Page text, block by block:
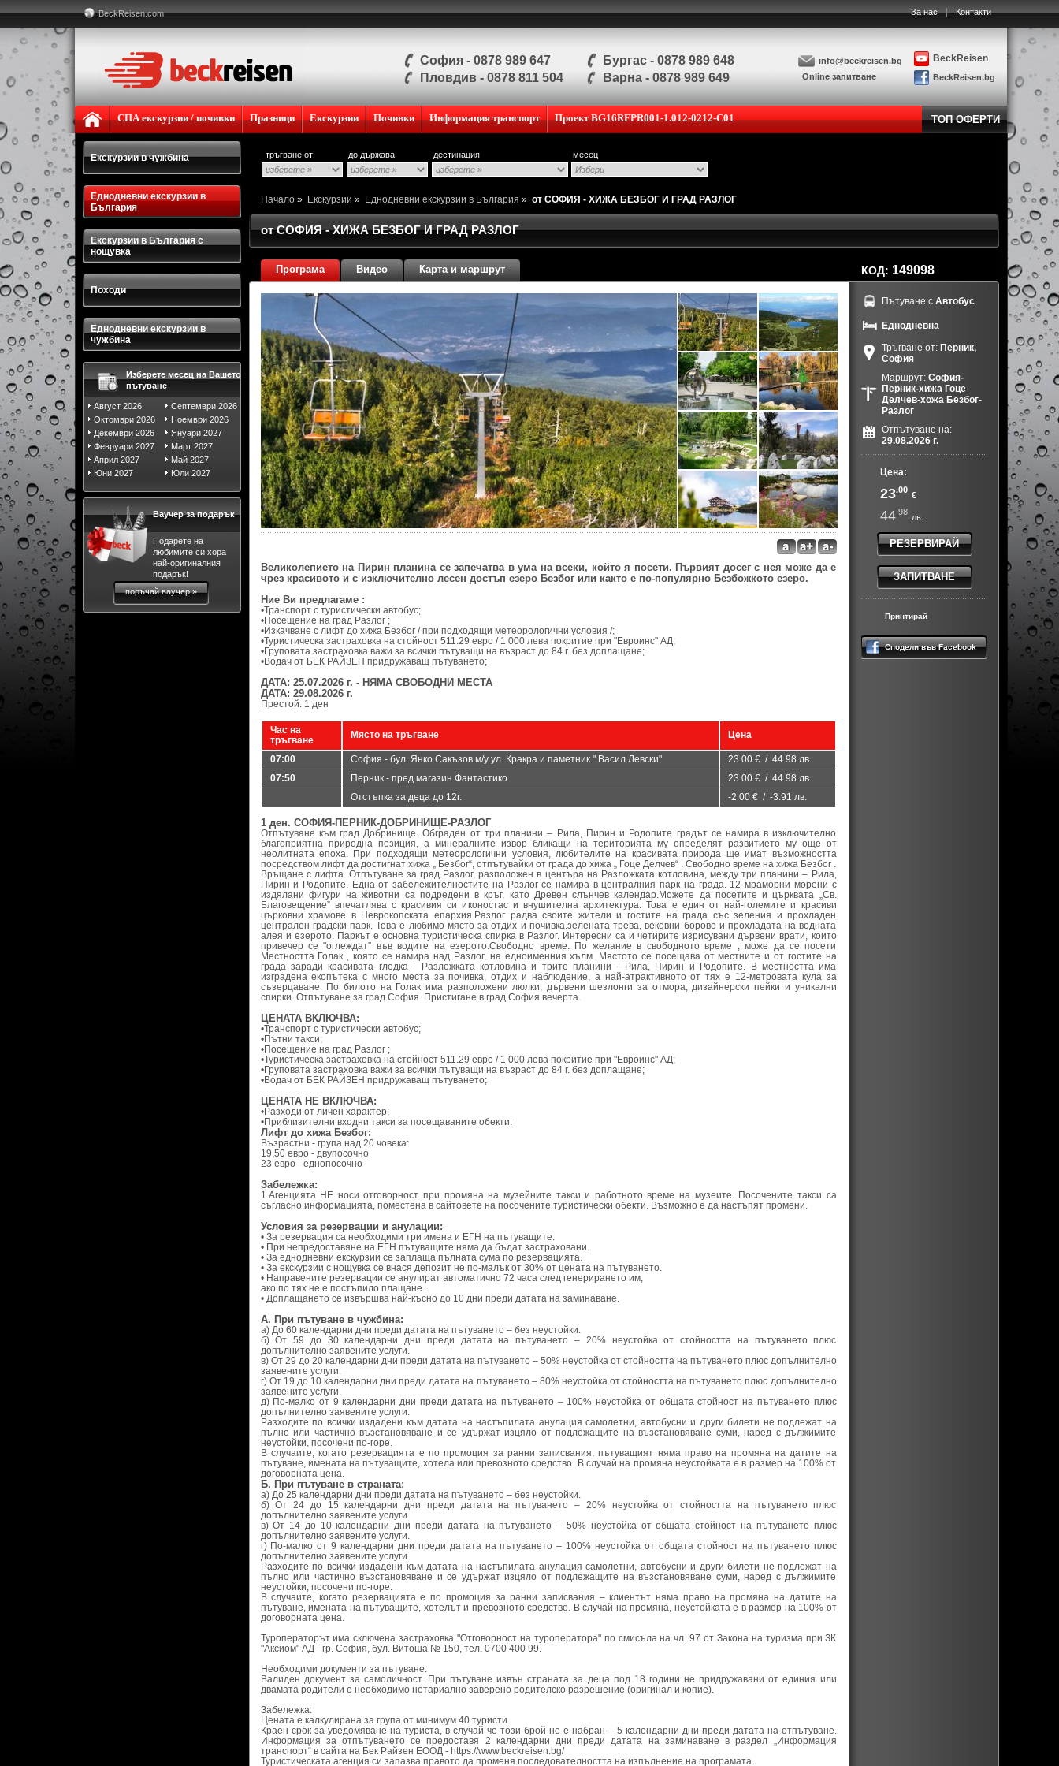
За нас | Контакти
BeckReisen.com
София - 0878 989 647
Пловдив - 0878 811 504
Бургас - 0878 989 648
Варна - 0878 989 649
info@beckreisen.bg
Online запитване
BeckReisen
BeckReisen.bg
ТОП ОФЕРТИ
СПА екскурзии / почивки Празници Екскурзии Почивки Информация транспорт Проект BG16RFPR001-1.012-0212-C01
Екскурзии в чужбина
Еднодневни екскурзии в
България
Екскурзии в България с
нощувка
Походи
Еднодневни екскурзии в
чужбина
Изберете месец на Вашето
пътуване
Август 2026
Септември 2026
Октомври 2026
Ноември 2026
Декември 2026
Януари 2027
Февруари 2027
Март 2027
Април 2027
Май 2027
Юни 2027
Юли 2027
Ваучер за подарък
Подарете на
любимите си хора
най-оригиналния
подарък!
поръчай ваучер »
тръгване от до държава дестинация месец
Начало » Екскурзии » Еднодневни екскурзии в България » от СОФИЯ - ХИЖА БЕЗБОГ И ГРАД РАЗЛОГ
от СОФИЯ - ХИЖА БЕЗБОГ И ГРАД РАЗЛОГ
КОД: 149098
Програма Видео Карта и маршрут
Пътуване с Автобус
Еднодневна
Тръгване от: Перник,
София
Маршрут: София-
Перник-хижа Гоце
Делчев-хожа Безбог-
Разлог
Отпътуване на:
29.08.2026 г.
Цена:
23.00
€
44 .98
лв.
РЕЗЕРВИРАЙ
ЗАПИТВАНЕ
Принтирай
Сподели във Facebook
Великолепието на Пирин планина се запечатва в ума на всеки, който я посети. Първият досег с нея може да е
чрез красивото и с изключително лесен достъп езеро Безбог или както е по-популярно Безбожкото езеро.
Ние Ви предлагаме :
•Транспорт с туристически автобус;
•Посещение на град Разлог ;
•Изкачване с лифт до хижа Безбог / при подходящи метеорологични условия /;
•Туристическа застраховка на стойност 511.29 евро / 1 000 лева покритие при "Евроинс" АД;
•Груповата застраховка важи за всички пътуващи на възраст до 84 г. без доплащане;
•Водач от БЕК РАЙЗЕН придружаващ пътуването;
ДАТА: 25.07.2026 г. - НЯМА СВОБОДНИ МЕСТА
ДАТА: 29.08.2026 г.
Престой: 1 ден
Час на
тръгване
Място на тръгване Цена
07:00 София - бул. Янко Сакъзов м/у ул. Кракра и паметник " Васил Левски"
23.00 € / 44.98 лв.
07:50
Перник - пред магазин Фантастико
23.00 € / 44.98 лв.
Отстъпка за деца до 12г.
-2.00 € / -3.91 лв.
1 ден. СОФИЯ-ПЕРНИК-ДОБРИНИЩЕ-РАЗЛОГ
Отпътуване към град Добринище. Обграден от три планини – Рила, Пирин и Родопите градът се намира в изключително
благоприятна природна позиция, а минералните извор бликащи на територията му определят развитието му още от
неолитната епоха. При подходящи метеорологични условия, любителите на красивата природа ще имат възможността
посредством лифт да достигнат хижа „ Безбог“, отпътувайки от града до хижа „ Гоце Делчев“ . Свободно време на хижа Безбог .
Връщане с лифта. Отпътуване за град Разлог, разположен в центъра на Разложката котловина, между три планини – Рила,
Пирин и Родопите. Една от забележителностите на Разлог се намира в централния парк на града. 12 мраморни морени с
издялани фигури на животни са подредени в кръг, като Древен слънчев календар.Можете да посетите и църквата „Св.
Благовещение” впечатлява с красивия си иконостас и внушителна архитектура. Това е един от най-големите и красиви
църковни храмове в Неврокопската епархия.Разлог радва своите жители и гостите на града със зеления и прохладен
централен градски парк. Това е любимо място за отдих и почивка.зелената трева, вековни борове и прохладата на водната
алея и езерото. Паркът е основна туристическа спирка в Разлог. Интересни са и четирите изрисувани дървени врати, които
привечер се "оглеждат" във водите на езерото.Свободно време. По желание в свободното време , може да се посети
Местността Голак , която се намира над Разлог, на едноименния хълм. Мястото се посещава от местните и от гостите на
града заради красивата гледка - Разложката котловина и трите планини - Рила, Пирин и Родопите. В местността има
изградена екопътека с много места за почивка, отдих и наблюдение, а най-атрактивното от тях е 12-метровата кула за
съзерцаване. По билото на Голак има разположени люлки, дървени шезлонги за отмора, дизайнерски пейки и уникални
спирки. Отпътуване за град София. Пристигане в град София вечерта.
ЦЕНАТА ВКЛЮЧВА:
•Транспорт с туристически автобус;
•Пътни такси;
•Посещение на град Разлог ;
•Туристическа застраховка на стойност 511.29 евро / 1 000 лева покритие при "Евроинс" АД;
•Груповата застраховка важи за всички пътуващи на възраст до 84 г. без доплащане;
•Водач от БЕК РАЙЗЕН придружаващ пътуването;
ЦЕНАТА НЕ ВКЛЮЧВА:
•Разходи от личен характер;
•Приблизителни входни такси за посещаваните обекти:
Лифт до хижа Безбог:
Възрастни - група над 20 човека:
19.50 евро - двупосочно
23 евро - еднопосочно
Забележка:
1.Агенцията НЕ носи отговорност при промяна на музейните такси и работното време на музеите. Посочените такси са
съгласно информацията, поместена в сайтовете на посочените туристически обекти. Възможно е да настъпят промени.
Условия за резервации и анулации:
• За резервация са необходими три имена и ЕГН на пътуващите.
• При непредоставяне на ЕГН пътуващите няма да бъдат застраховани.
• За еднодневни екскурзии се заплаща пълната сума по резервацията.
• За екскурзии с нощувка се внася депозит не по-малък от 30% от цената на пътуването.
• Направените резервации се анулират автоматично 72 часа след генерирането им,
ако по тях не е постъпило плащане.
• Доплащането се извършва най-късно до 10 дни преди датата на заминаване.
А. При пътуване в чужбина:
а) До 60 календарни дни преди датата на пътуването – без неустойки.
б) От 59 до 30 календарни дни преди датата на пътуването – 20% неустойка от стойността на пътуването плюс
допълнително заявените услуги.
в) От 29 до 20 календарни дни преди датата на пътуването – 50% неустойка от стойността на пътуването плюс допълнително
заявените услуги.
г) От 19 до 10 календарни дни преди датата на пътуването – 80% неустойка от стойността на пътуването плюс допълнително
заявените услуги.
д) По-малко от 9 календарни дни преди датата на пътуването – 100% неустойка от общата стойност на пътуването плюс
допълнително заявените услуги.
Разходите по всички издадени към датата на настъпилата анулация самолетни, автобусни и други билети не подлежат на
пълно или частично възстановяване и се удържат изцяло от подлежащите на възстановяване суми, наред с дължимите
неустойки, посочени по-горе.
В случаите, когато резервацията е по промоция за ранни записвания, пътуващият няма право на промяна на датите на
пътуване, имената на пътуващите, хотела или превозното средство. В случай на промяна неустойката е в размер на 100% от
договорната цена.
Б. При пътуване в страната:
а) До 25 календарни дни преди датата на пътуването – без неустойки.
б) От 24 до 15 календарни дни преди датата на пътуването – 20% неустойка от стойността на пътуването плюс
допълнително заявените услуги.
в) От 14 до 10 календарни дни преди датата на пътуването – 50% неустойка от общата стойност на пътуването плюс
допълнително заявените услуги.
г) По-малко от 9 календарни дни преди датата на пътуването – 100% неустойка от общата стойност на пътуването плюс
допълнително заявените услуги.
Разходите по всички издадени към датата на настъпилата анулация самолетни, автобусни и други билети не подлежат на
пълно или частично възстановяване и се удържат изцяло от подлежащите на възстановяване суми, наред с дължимите
неустойки, посочени по-горе.
В случаите, когато резервацията е по промоция за ранни записвания – клиентът няма право на промяна на датите на
пътуване, имената на пътуващите, хотелът и превозното средство. В случай на промяна, неустойката е в размер на 100% от
договорната цена.
Туроператорът има сключена застраховка "Отговорност на туроператора" по смисъла на чл. 97 от Закона на туризма при ЗК
"Аксиом" АД - гр. София, бул. Витоша № 150, тел. 0700 400 99.
Необходими документи за пътуване:
Валиден документ за самоличност. При пътуване извън страната за деца под 18 години не придружавани от единия или
двамата родители е необходимо нотариално заверено родителско разрешение (оригинал и копие).
Забележка:
Цената е калкулирана за група от минимум 40 туристи.
Краен срок за уведомяване на туриста, в случай че този брой не е набран – 5 календарни дни преди датата на отпътуване.
Информация за отпътуването се предоставя 2 календарни дни преди датата на заминаване в раздел „Информация
транспорт“ в сайта на Бек Райзен ЕООД - https://www.beckreisen.bg/
Туристическата агенция си запазва правото да променя последователността на изпълнение на програмата.